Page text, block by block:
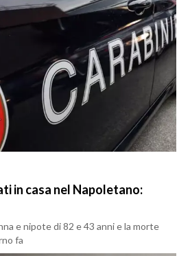
in casa nel Napoletano:
e nipote di 82 e 43 anni e la morte
fa